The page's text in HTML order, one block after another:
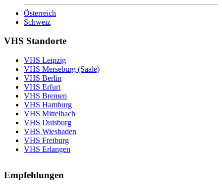
Österreich
Schweiz
VHS Standorte
VHS Leipzig
VHS Merseburg (Saale)
VHS Berlin
VHS Erfurt
VHS Bremen
VHS Hamburg
VHS Mittelbach
VHS Duisburg
VHS Wiesbaden
VHS Freiburg
VHS Erlangen
Empfehlungen